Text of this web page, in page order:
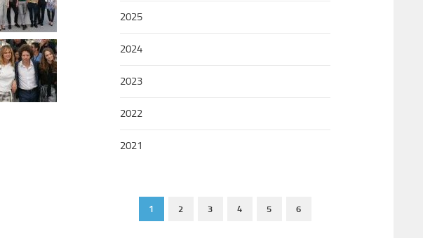
2025
2024
2023
2022
2021
1 2 3 4 5 6